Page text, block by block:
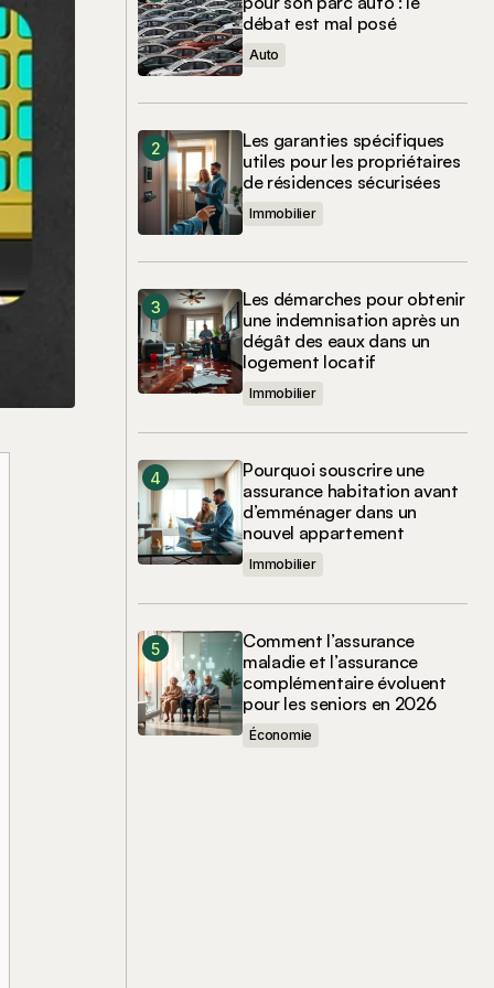
débat est mal posé
Auto
Les garanties spécifiques
utiles pour les propriétaires
de résidences sécurisées
Immobilier
Les démarches pour obtenir
une indemnisation après un
dégât des eaux dans un
logement locatif
Immobilier
Pourquoi souscrire une
assurance habitation avant
d’emménager dans un
nouvel appartement
Immobilier
Comment l’assurance
maladie et l’assurance
complémentaire évoluent
pour les seniors en 2026
Économie